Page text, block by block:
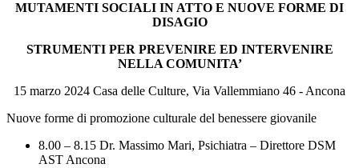
MUTAMENTI SOCIALI IN ATTO E NUOVE FORME DI
DISAGIO
STRUMENTI PER PREVENIRE ED INTERVENIRE
NELLA COMUNITA’
15 marzo 2024 Casa delle Culture, Via Vallemmiano 46 - Ancona
Nuove forme di promozione culturale del benessere giovanile
8.00 – 8.15 Dr. Massimo Mari, Psichiatra – Direttore DSM
AST Ancona